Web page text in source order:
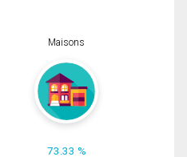
Maisons
73.33 %